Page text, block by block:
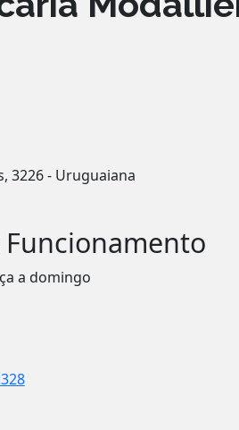
3226 - Uruguaiana
a domingo